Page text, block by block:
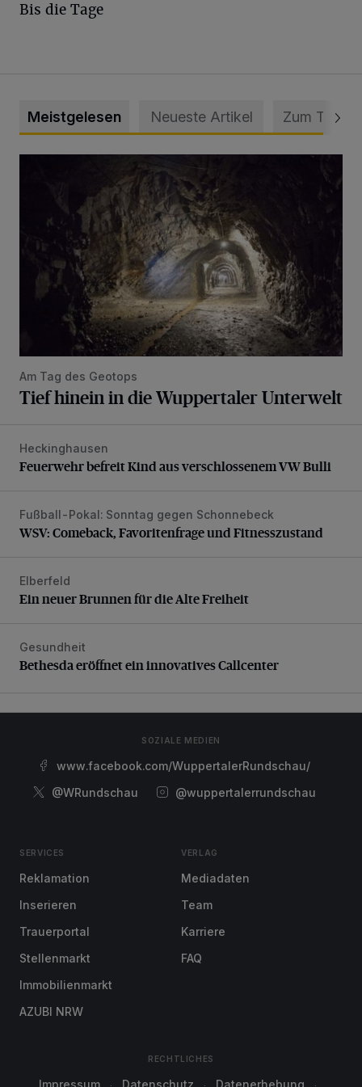
Bis die Tage
Meistgelesen Neueste Artikel Zum Thema
Am Tag des Geotops
Tief hinein in die Wuppertaler Unterwelt
Feuerwehr befreit Kind aus verschlossenem VW Bulli
Heckinghausen
Feuerwehr befreit Kind aus verschlossenem VW Bulli
WSV: Comeback, Favoritenfrage und Fitnesszustand
Fußball-Pokal: Sonntag gegen Schonnebeck
WSV: Comeback, Favoritenfrage und Fitnesszustand
Ein neuer Brunnen für die Alte Freiheit
Elberfeld
Ein neuer Brunnen für die Alte Freiheit
Bethesda eröffnet ein innovatives Callcenter
Gesundheit
Bethesda eröffnet ein innovatives Callcenter
SOZIALE MEDIEN
www.facebook.com/WuppertalerRundschau/
@WRundschau
@wuppertalerrundschau
SERVICES
Reklamation
Inserieren
Trauerportal
Stellenmarkt
Immobilienmarkt
AZUBI NRW
VERLAG
Mediadaten
Team
Karriere
FAQ
RECHTLICHES